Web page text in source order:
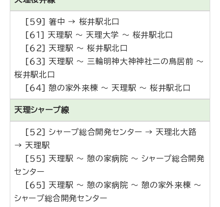
[５９] 箸中 → 桜井駅北口
[６１] 天理駅 ～ 天理大学 ～ 桜井駅北口
[６２] 天理駅 ～ 桜井駅北口
[６３] 天理駅 ～ 三輪明神大神神社二の鳥居前 ～
桜井駅北口
[６４] 憩の家外来棟 ～ 天理駅 ～ 桜井駅北口
天理シャープ線
[５２] シャープ総合開発センター → 天理北大路
→ 天理駅
[５５] 天理駅 ～ 憩の家病院 ～ シャープ総合開発
センター
[６５] 天理駅 ～ 憩の家病院 ～ 憩の家外来棟 ～
シャープ総合開発センター